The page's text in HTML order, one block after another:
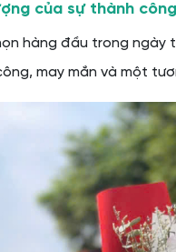
của sự thành
hàng đầu trong
may mắn và một